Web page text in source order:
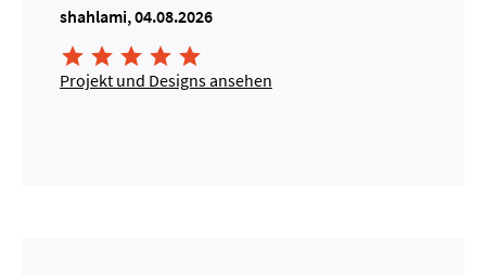
shahlami, 04.08.2026
    
Projekt und Designs ansehen